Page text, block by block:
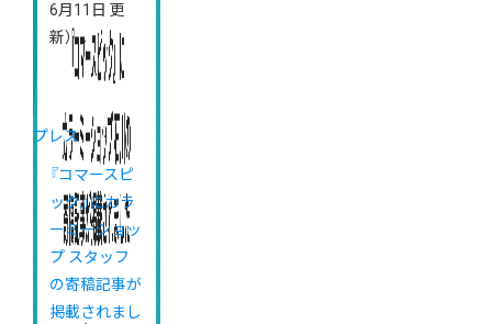
6月11日 更
新）
プレス
『コマースピ
ック』にカラ
ーミーショッ
プ スタッフ
の寄稿記事が
掲載されまし